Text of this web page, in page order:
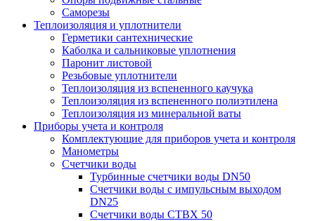
Саморезы
Теплоизоляция и уплотнители
Герметики сантехнические
Каболка и сальниковые уплотнения
Паронит листовой
Резьбовые уплотнители
Теплоизоляция из вспененного каучука
Теплоизоляция из вспененного полиэтилена
Теплоизоляция из минеральной ваты
Приборы учета и контроля
Комплектующие для приборов учета и контроля
Манометры
Счетчики воды
Турбинные счетчики воды DN50
Счетчики воды с импульсным выходом
DN25
Счетчики воды СТВХ 50